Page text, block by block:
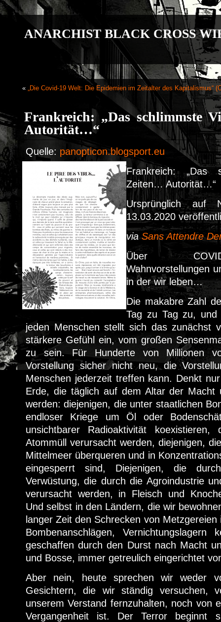
ANARCHIST BLACK CROSS
« „Die Covid-19 Welt: Die Epidemien im Zeitalter des Kapitalismus“
Frankreich: „Das schlimmste
Autorität…“
Quelle: panopticon.blogsport.eu
Frankreich: „Das
Zeiten… Autorität…“
Ursprünglich auf
13.03.2020
viaSans Attendre
Über
Wahnvorstellungen
in der wir leben…
Die makabre Zahl
Tag zu Tag zu, und
jeden Menschen stellt sich das zunächst
stärkere Gefühl ein, vom großen
zu sein. Für Hunderte von Millionen
Vorstellung sicher nicht neu, die
Menschen jederzeit treffen kann. Denkt
Erde, die täglich auf dem Altar der Macht
werden: diejenigen, die unter staatlichen
endloser Kriege um Öl oder
unsichtbarer Radioaktivität
Atommüll verursacht werden, diejenigen,
Mittelmeer überqueren und in
eingesperrt sind, Diejenigen, die
Verwüstung, die durch die Agroindustrie
verursacht werden, in Fleisch und
Und selbst in den Ländern, die wir
langer Zeit den Schrecken von
Bombenanschlägen,
geschaffen durch den Durst nach Macht
und Bosse, immer getreulich eingerichtet
Aber nein, heute sprechen wir weder
Gesichtern, die wir ständig versuchen,
unserem Verstand fernzuhalten, noch von
Vergangenheit ist. Der Terror beginnt